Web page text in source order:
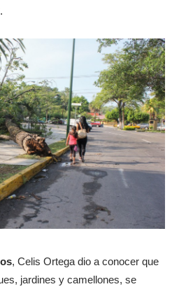
, Celis Ortega dio a conocer que
jardines y camellones, se